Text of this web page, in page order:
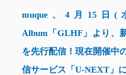
muque、4月15日(
Album「GLHF」より、
を先行配信！現在開催中
信サービス「U-NEXT」